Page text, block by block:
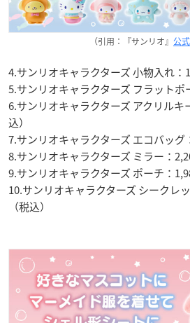
（引用：『サンリオ』 公
4.サンリオキャラクターズ 小物入れ：
5.サンリオキャラクターズ フラットポ
6.サンリオキャラクターズ アクリル
込）
7.サンリオキャラクターズ エコバッグ
8.サンリオキャラクターズ ミラー：
9.サンリオキャラクターズ ポーチ：
10.サンリオキャラクターズ シークレ
（税込）